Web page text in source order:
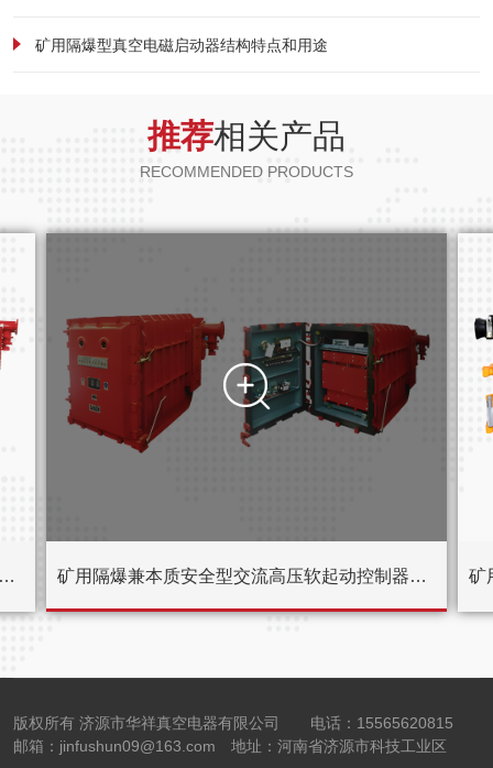
矿用隔爆型真空电磁启动器结构特点和用途
推荐相关产品
RECOMMENDED PRODUCTS
式电磁起动器QJGK-200（300，400）/10（6）-（1000~3000）

矿用隔爆兼本质安全型交流高压软起动控制器QJRG-400/10（6）
版权所有 济源市华祥真空电器有限公司
电话：15565620815
邮箱：jinfushun09@163.com 地址：河南省济源市科技工业区